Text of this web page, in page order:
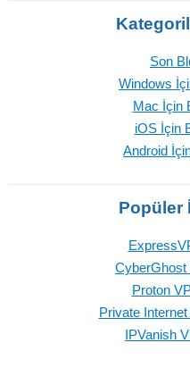
Son
Windows
Mac İçin
iOS İçin
Android
Popüler
Proton
Private
IPVanish